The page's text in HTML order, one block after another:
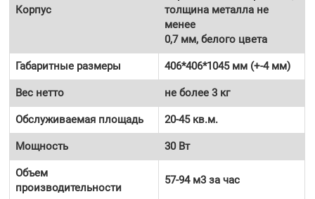
Корпус
толщина металла не
менее
0,7 мм, белого цвета
Габаритные размеры 406*406*1045 мм (+-4 мм)
Вес нетто не более 3 кг
Обслуживаемая площадь 20-45 кв.м.
Мощность 30 Вт
Объем
производительности
57-94 м3 за час